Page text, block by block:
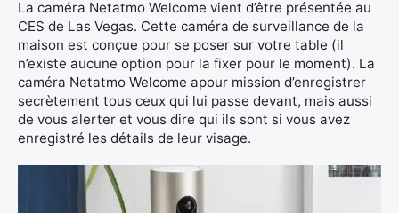
La caméra Netatmo Welcome vient d’être présentée au
CES de Las Vegas. Cette caméra de surveillance de la
maison est conçue pour se poser sur votre table (il
n’existe aucune option pour la fixer pour le moment). La
caméra Netatmo Welcome apour mission d’enregistrer
secrètement tous ceux qui lui passe devant, mais aussi
de vous alerter et vous dire qui ils sont si vous avez
enregistré les détails de leur visage.